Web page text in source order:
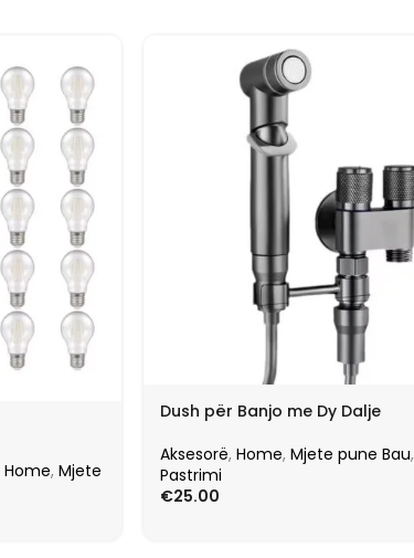
Home, Mjete
Dush për Banjo me Dy Dalje
Aksesorë, Home, Mjete pune Bau,
Pastrimi
€25.00